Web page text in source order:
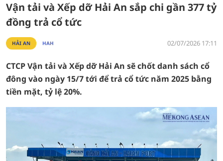
Vận tải và Xếp dỡ Hải An sắp chi gần 377 tỷ
đồng trả cổ tức
HẢI AN HAH 02/07/2026 17:11
CTCP Vận tải và Xếp dỡ Hải An sẽ chốt danh sách cổ
đông vào ngày 15/7 tới để trả cổ tức năm 2025 bằng
tiền mặt, tỷ lệ 20%.